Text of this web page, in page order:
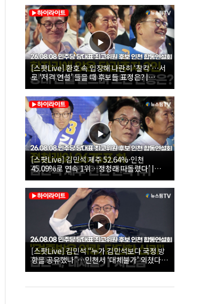
[스팟Live] 환호 속 입장해 나란히 ‘찰칵’…서
로 ‘저격 연설’ 들을 때 후보들 표정은? |
26.08.08 더불어민주당 당대표·최고위원 후
보 인천 합동연설회
[스팟Live] 김민석 제주 52.64%·인천
45.09%로 연속 1위…정청래 따돌렸다’ |
26.08.08 더불어민주당 당대표·최고위원 후
보 인천 합동연설회
[스팟Live] 김민석 “누가 김민석보다 국정 방
향을 공유했나”…인천서 ‘대체불가’ 외쳤다 |
26.08.08 더불어민주당 당대표·최고위원 후